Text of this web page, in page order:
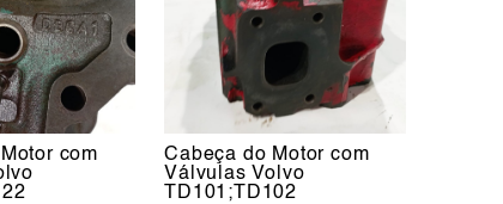
com
Cabeça do Motor com
Válvulas Volvo
TD101;TD102